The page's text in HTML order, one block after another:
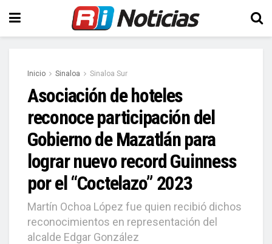
Inicio Sinaloa Sinaloa Sur
Asociación de hoteles
reconoce participación del
Gobierno de Mazatlán para
lograr nuevo record Guinness
por el “Coctelazo” 2023
Martín Ochoa López fue quien recibió dichos
reconocimientos en representación del
alcalde Edgar González